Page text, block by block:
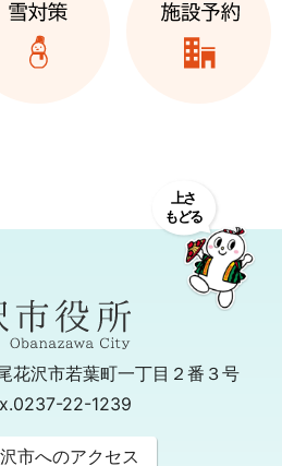
花沢市若葉町一丁目２番３号
22-1239
市へのアクセス